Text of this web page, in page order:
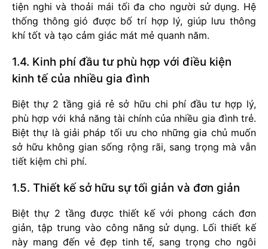
tiện nghi và thoải mái tối đa cho người sử dụng. Hệ
thống thông gió được bố trí hợp lý, giúp lưu thông
khí tốt và tạo cảm giác mát mẻ quanh năm.
1.4. Kinh phí đầu tư phù hợp với điều kiện
kinh tế của nhiều gia đình
Biệt thự 2 tầng giá rẻ sở hữu chi phí đầu tư hợp lý,
phù hợp với khả năng tài chính của nhiều gia đình trẻ.
Biệt thự là giải pháp tối ưu cho những gia chủ muốn
sở hữu không gian sống rộng rãi, sang trọng mà vẫn
tiết kiệm chi phí.
1.5. Thiết kế sở hữu sự tối giản và đơn giản
Biệt thự 2 tầng được thiết kế với phong cách đơn
giản, tập trung vào công năng sử dụng. Lối thiết kế
này mang đến vẻ đẹp tinh tế, sang trọng cho ngôi